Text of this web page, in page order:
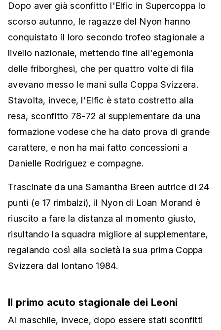
Dopo aver già sconfitto l'Elfic in Supercoppa lo
scorso autunno, le ragazze del Nyon hanno
conquistato il loro secondo trofeo stagionale a
livello nazionale, mettendo fine all'egemonia
delle friborghesi, che per quattro volte di fila
avevano messo le mani sulla Coppa Svizzera.
Stavolta, invece, l'Elfic è stato costretto alla
resa, sconfitto 78-72 al supplementare da una
formazione vodese che ha dato prova di grande
carattere, e non ha mai fatto concessioni a
Danielle Rodriguez e compagne.
Trascinate da una Samantha Breen autrice di 24
punti (e 17 rimbalzi), il Nyon di Loan Morand è
riuscito a fare la distanza al momento giusto,
risultando la squadra migliore al supplementare,
regalando così alla società la sua prima Coppa
Svizzera dal lontano 1984.
Il primo acuto stagionale dei Leoni
Al maschile, invece, dopo essere stati sconfitti